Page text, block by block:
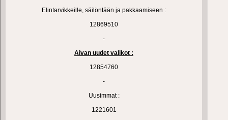
Elintarvikkeille, säilöntään ja pakkaamiseen :
12869510
-
Aivan uudet valikot :
12854760
-
Uusimmat :
1221601